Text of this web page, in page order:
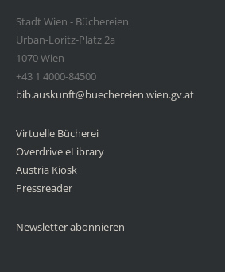
Stadt Wien - Büchereien
Urban-Loritz-Platz 2a
1070 Wien
+43 1 4000-84500
bib.auskunft@buechereien.wien.gv.at
Virtuelle Bücherei
Overdrive eLibrary
Austria Kiosk
Pressreader
Newsletter abonnieren